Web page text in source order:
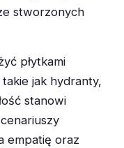
stworzonych
płytkami
jak hydranty,
stanowi
empatię oraz